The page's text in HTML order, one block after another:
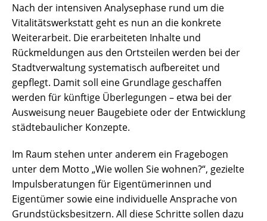
Nach der intensiven Analysephase rund um die
Vitalitätswerkstatt geht es nun an die konkrete
Weiterarbeit. Die erarbeiteten Inhalte und
Rückmeldungen aus den Ortsteilen werden bei der
Stadtverwaltung systematisch aufbereitet und
gepflegt. Damit soll eine Grundlage geschaffen
werden für künftige Überlegungen – etwa bei der
Ausweisung neuer Baugebiete oder der Entwicklung
städtebaulicher Konzepte.
Im Raum stehen unter anderem ein Fragebogen
unter dem Motto „Wie wollen Sie wohnen?“, gezielte
Impulsberatungen für Eigentümerinnen und
Eigentümer sowie eine individuelle Ansprache von
Grundstücksbesitzern. All diese Schritte sollen dazu